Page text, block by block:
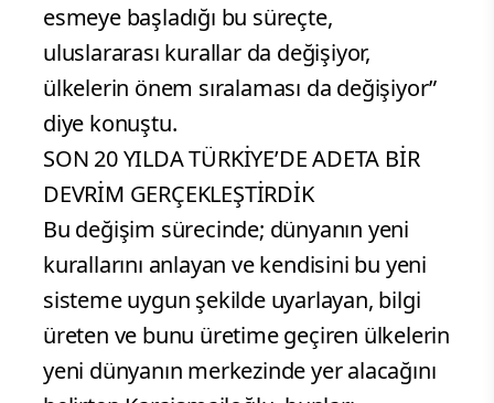
esmeye başladığı bu süreçte,
uluslararası kurallar da değişiyor,
ülkelerin önem sıralaması da değişiyor”
diye konuştu.
SON 20 YILDA TÜRKİYE’DE ADETA BİR
DEVRİM GERÇEKLEŞTİRDİK
Bu değişim sürecinde; dünyanın yeni
kurallarını anlayan ve kendisini bu yeni
sisteme uygun şekilde uyarlayan, bilgi
üreten ve bunu üretime geçiren ülkelerin
yeni dünyanın merkezinde yer alacağını